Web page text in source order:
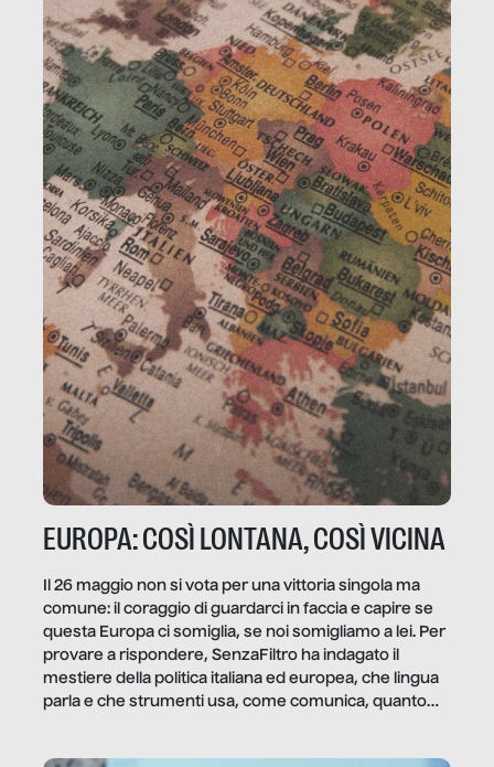
EUROPA: COSÌ LONTANA, COSÌ VICINA
Il 26 maggio non si vota per una vittoria singola ma
comune: il coraggio di guardarci in faccia e capire se
questa Europa ci somiglia, se noi somigliamo a lei. Per
provare a rispondere, SenzaFiltro ha indagato il
mestiere della politica italiana ed europea, che lingua
parla e che strumenti usa, come comunica, quanto